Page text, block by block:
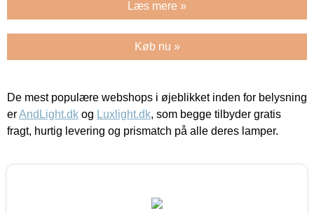
Læs mere »
Køb nu »
De mest populære webshops i øjeblikket inden for belysning
erAndLight.dk og Luxlight.dk, som begge tilbyder gratis
fragt, hurtig levering og prismatch på alle deres lamper.